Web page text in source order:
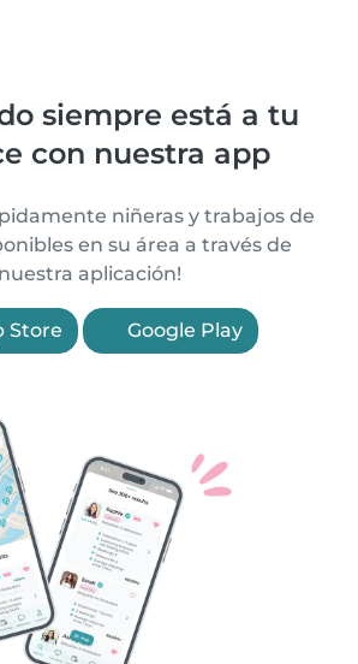
siempre está a tu
con nuestra app
niñeras y trabajos de
en su área a través de
nuestra aplicación!
Store Google Play